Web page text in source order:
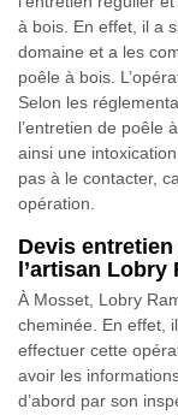
à bois. En effet, il a
domaine et a les
poêle à bois.
Selon les
l’entretien de poêle
ainsi une
pas à le contacter,
opération.
Devis
l’artisan Lobry
À Mosset, Lobry
cheminée. En effet,
effectuer cette
avoir les
d’abord par son